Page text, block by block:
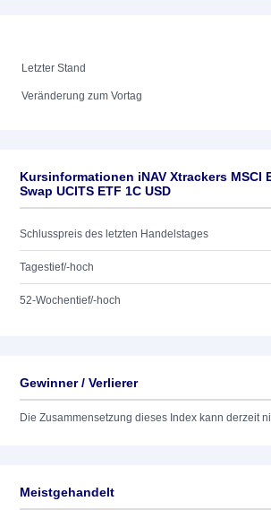
Letzter Stand
Veränderung zum Vortag
Kursinformationen iNAV Xtrackers MSCI
Swap UCITS ETF 1C USD
Schlusspreis des letzten Handelstages
Tagestief/-hoch
52-Wochentief/-hoch
Gewinner / Verlierer
Die Zusammensetzung dieses Index kann derzeit
Meistgehandelt